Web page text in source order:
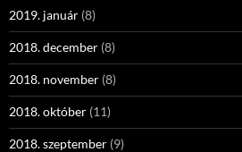
2019. január (8)
2018. december (8)
2018. november (8)
2018. október (11)
2018. szeptember (9)